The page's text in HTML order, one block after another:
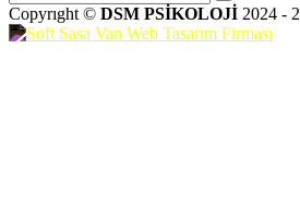
Copyrıght © DSM PSİKOLOJİ 2024 -